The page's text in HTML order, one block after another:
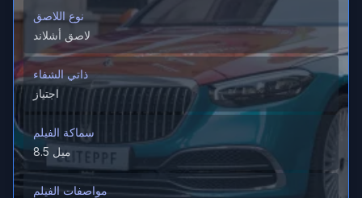
نوع اللاصق
لاصق أشلاند
ذاتي الشفاء
اجتياز
سماكة الفيلم
8.5 ميل
مواصفات الفيلم